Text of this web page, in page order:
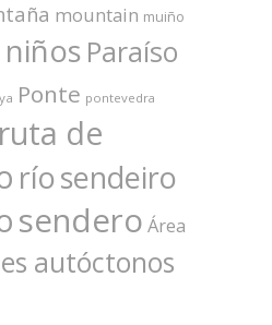
mountain muiño
niños Paraíso
Ponte pontevedra
ruta de
ríosendeiro
sendero Área
autóctonos